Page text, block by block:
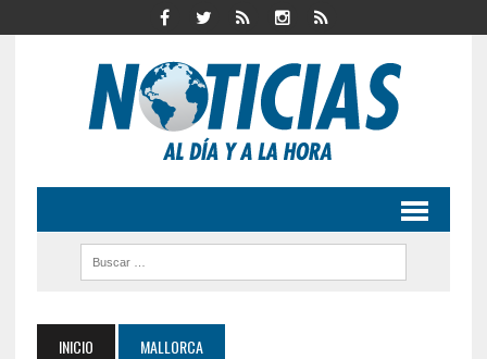
INICIO MALLORCA